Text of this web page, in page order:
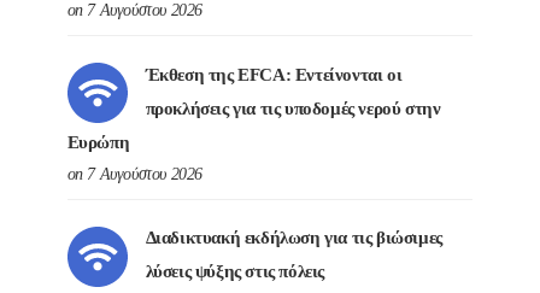
on 7 Αυγούστου 2026
Έκθεση της EFCA: Εντείνονται οι
προκλήσεις για τις υποδομές νερού στην
Ευρώπη
on 7 Αυγούστου 2026
Διαδικτυακή εκδήλωση για τις βιώσιμες
λύσεις ψύξης στις πόλεις